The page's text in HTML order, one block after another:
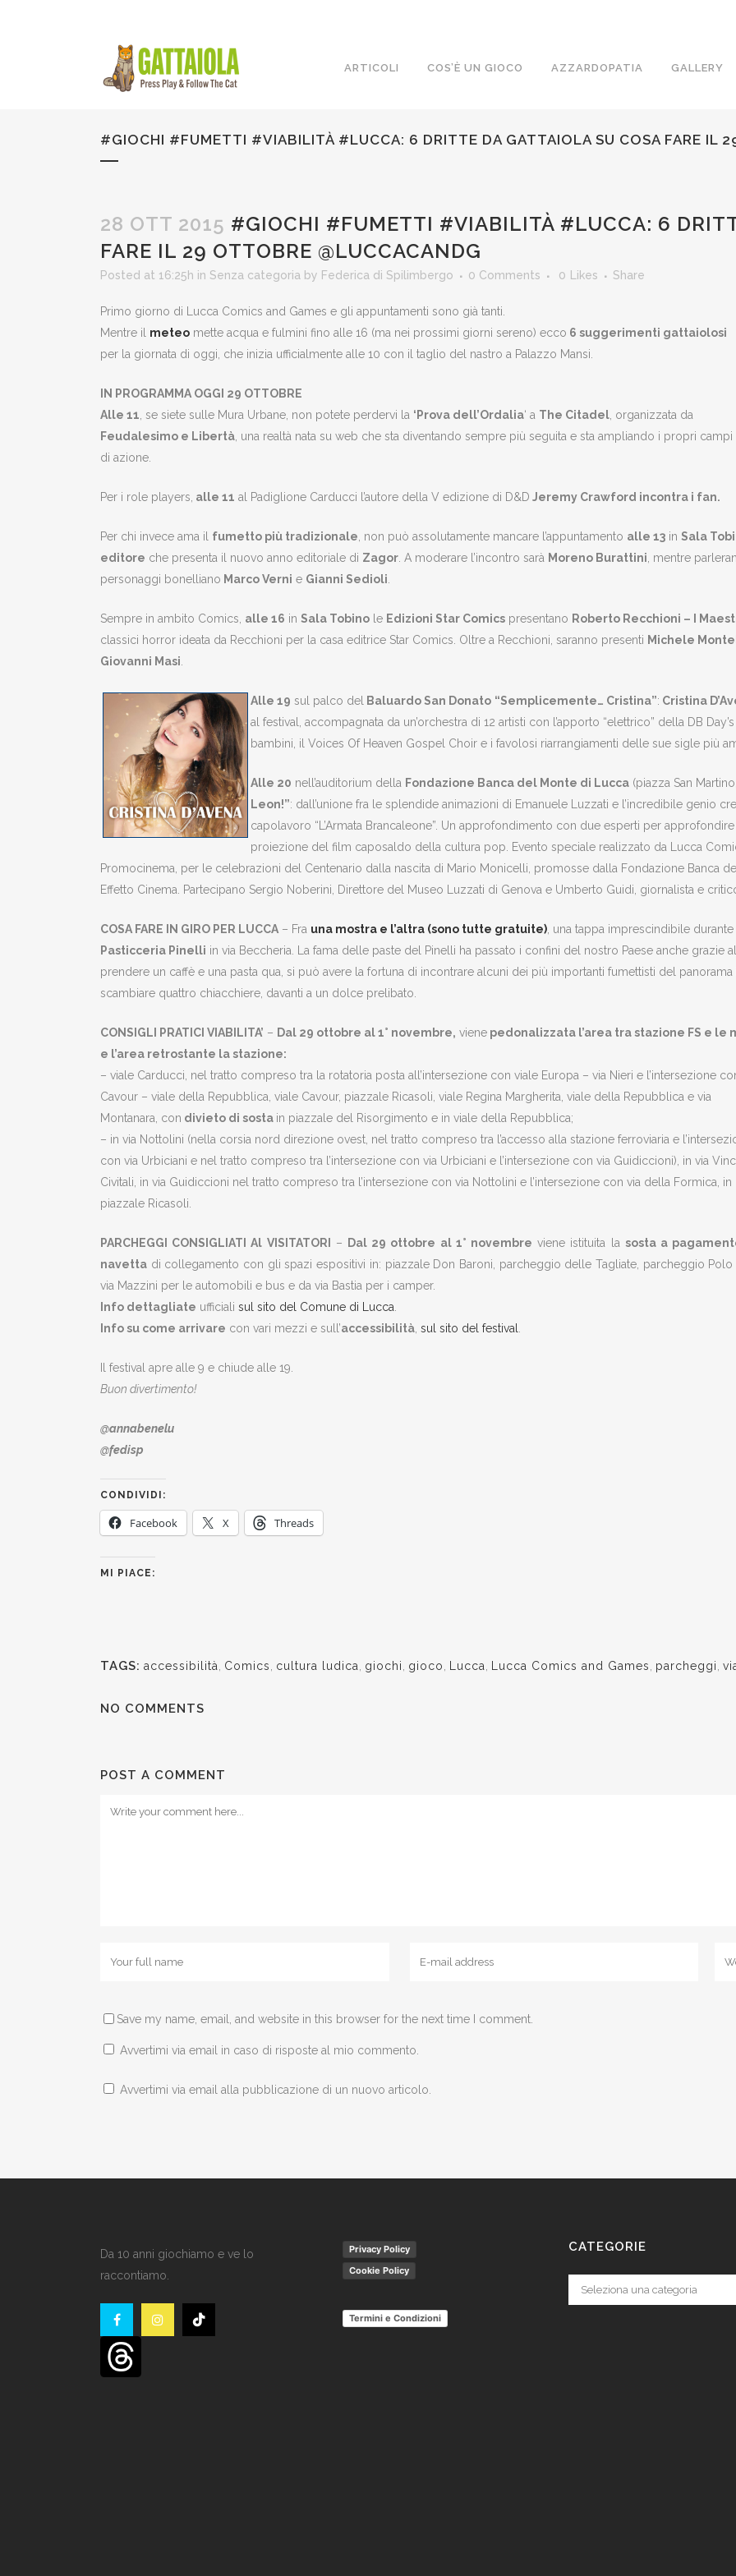
ARTICOLI COS’È UN GIOCO AZZARDOPATIA GALLERY
#GIOCHI #FUMETTI #VIABILITÀ #LUCCA: 6 DRITTE DA GATTAIOLA SU COSA FARE IL
28 OTT 2015 #GIOCHI #FUMETTI #VIABILITÀ #LUCCA: 6
FARE IL 29 OTTOBRE @LUCCACANDG
Posted at 16:25h in Senza categoria by Federica di Spilimbergo 0 Comments 0 Likes Share
Primo giorno di Lucca Comics and Games e gli appuntamenti sono già tanti.
Mentre il meteo mette acqua e fulmini fino alle 16 (ma nei prossimi giorni sereno) ecco 6 suggerimenti gattaiolosi
per la giornata di oggi, che inizia ufficialmente alle 10 con il taglio del nastro a Palazzo Mansi.
IN PROGRAMMA OGGI 29 OTTOBRE
Alle 11 , se siete sulle Mura Urbane, non potete perdervi la ‘Prova dell’Ordalia‘ a The Citadel , organizzata da
Feudalesimo e Libertà , una realtà nata su web che sta diventando sempre più seguita e sta ampliando i propri campi
di azione.
Per i role players, alle 11 al Padiglione Carducci l’autore della V edizione di D&D Jeremy Crawford incontra i fan.
Per chi invece ama il fumetto più tradizionale , non può assolutamente mancare l’appuntamento alle 13 in Sala
editore che presenta il nuovo anno editoriale di Zagor . A moderare l’incontro sarà Moreno Burattini , mentre
personaggi bonelliano Marco Verni e Gianni Sedioli
Sempre in ambito Comics, alle 16 in Sala Tobino le Edizioni Star Comics presentano Roberto Recchioni – I
classici horror ideata da Recchioni per la casa editrice Star Comics. Oltre a Recchioni, saranno presenti Michele
Giovanni Masi
Alle 19 sul palco del Baluardo San Donato “Semplicemente… Cristina”: Cristina
al festival, accompagnata da un’orchestra di 12 artisti con l’apporto “elettrico” della DB
bambini, il Voices Of Heaven Gospel Choir e i favolosi riarrangiamenti delle sue sigle più
Alle 20 nell’auditorium della Fondazione Banca del Monte di Lucca (piazza San
Leon!”: dall’unione fra le splendide animazioni di Emanuele Luzzati e l’incredibile genio
capolavoro “L’Armata Brancaleone”. Un approfondimento con due esperti per
proiezione del film caposaldo della cultura pop. Evento speciale realizzato da Lucca
Promocinema, per le celebrazioni del Centenario dalla nascita di Mario Monicelli, promosse dalla Fondazione Banca
Effetto Cinema. Partecipano Sergio Noberini, Direttore del Museo Luzzati di Genova e Umberto Guidi, giornalista e
COSA FARE IN GIRO PER LUCCA – Fra una mostra e l’altra (sono tutte gratuite) , una tappa imprescindibile
Pasticceria Pinelli in via Beccheria. La fama delle paste del Pinelli ha passato i confini del nostro Paese anche grazie
prendere un caffè e una pasta qua, si può avere la fortuna di incontrare alcuni dei più importanti fumettisti del
scambiare quattro chiacchiere, davanti a un dolce prelibato.
CONSIGLI PRATICI VIABILITA’ – Dal 29 ottobre al 1° novembre, viene pedonalizzata l’area tra stazione FS e le
e l’area retrostante la stazione:
– viale Carducci, nel tratto compreso tra la rotatoria posta all’intersezione con viale Europa – via Nieri e l’intersezione
Cavour – viale della Repubblica, viale Cavour, piazzale Ricasoli, viale Regina Margherita, viale della Repubblica e via
Montanara, con divieto di sosta in piazzale del Risorgimento e in viale della Repubblica;
– in via Nottolini (nella corsia nord direzione ovest, nel tratto compreso tra l’accesso alla stazione ferroviaria e
con via Urbiciani e nel tratto compreso tra l’intersezione con via Urbiciani e l’intersezione con via Guidiccioni), in via
Civitali, in via Guidiccioni nel tratto compreso tra l’intersezione con via Nottolini e l’intersezione con via della Formica, in
piazzale Ricasoli.
PARCHEGGI CONSIGLIATI Al VISITATORI – Dal 29 ottobre al 1° novembre viene istituita la sosta a
navetta di collegamento con gli spazi espositivi in: piazzale Don Baroni, parcheggio delle Tagliate, parcheggio
via Mazzini per le automobili e bus e da via Bastia per i camper.
Info dettagliate ufficiali sul sito del Comune di Lucca
Info su come arrivare con vari mezzi e sull’accessibilità sul sito del festival
Il festival apre alle 9 e chiude alle 19.
Buon divertimento!
@annabenelu
@fedisp
CONDIVIDI:
Facebook X Threads
MI PIACE:
TAGS: accessibilità Comics cultura ludica giochi gioco Lucca Lucca Comics and Games parcheggi
NO COMMENTS
POST A COMMENT
Save my name, email, and website in this browser for the next time I comment.
Avvertimi via email in caso di risposte al mio commento.
Avvertimi via email alla pubblicazione di un nuovo articolo.
Da 10 anni giochiamo e ve lo
raccontiamo.
Privacy Policy
Cookie Policy
Termini e Condizioni
CATEGORIE
Categorie